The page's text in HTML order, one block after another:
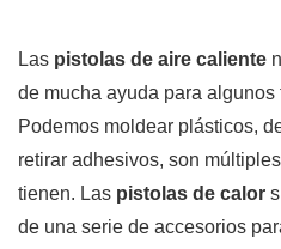
Las pistolas de aire caliente
de mucha ayuda para
Podemos moldear plásticos,
retirar adhesivos, son
tienen. Las pistolas de calor
de una serie de accesorios